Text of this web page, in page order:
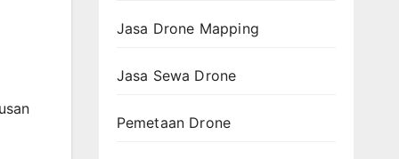
Jasa Drone Mapping
Jasa Sewa Drone
Pemetaan Drone